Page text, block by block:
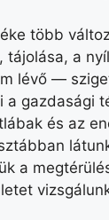
több
tájolása, a
lévő —
a gazdasági
és az
a